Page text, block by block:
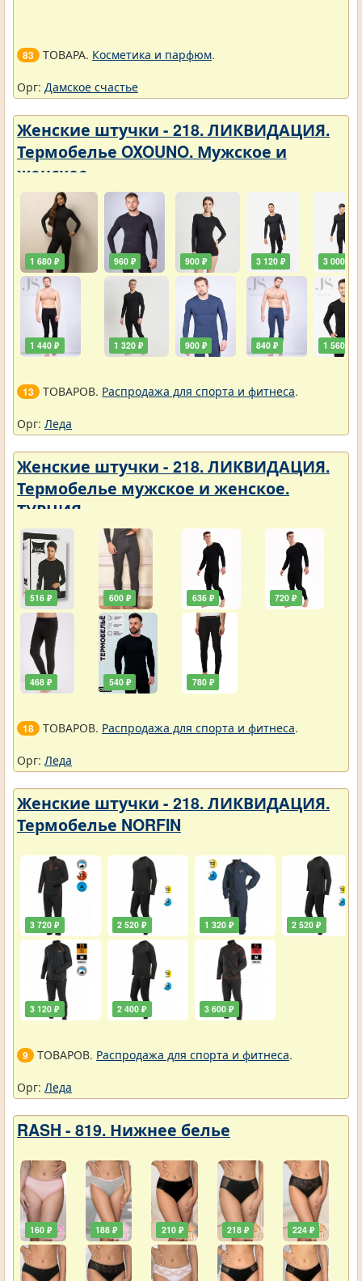
83 ТОВАРА. Косметика и парфюм.
Орг: Дамское счастье
Женские штучки - 218. ЛИКВИДАЦИЯ.
Термобелье OXOUNO. Мужское и
женское
1 680 ₽
1 440 ₽
960 ₽
1 320 ₽
900 ₽
900 ₽
3 120 ₽
840 ₽
3 000 ₽
1 560 ₽
13 ТОВАРОВ. Распродажа для спорта и фитнеса.
Орг: Леда
Женские штучки - 218. ЛИКВИДАЦИЯ.
Термобелье мужское и женское.
ТУРЦИЯ
516 ₽
468 ₽
600 ₽
540 ₽
636 ₽
780 ₽
720 ₽
18 ТОВАРОВ. Распродажа для спорта и фитнеса.
Орг: Леда
Женские штучки - 218. ЛИКВИДАЦИЯ.
Термобелье NORFIN
3 720 ₽
3 120 ₽
2 520 ₽
2 400 ₽
1 320 ₽
3 600 ₽
2 520 ₽
9 ТОВАРОВ. Распродажа для спорта и фитнеса.
Орг: Леда
RASH - 819. Нижнее белье
160 ₽ 188 ₽ 210 ₽ 218 ₽ 224 ₽